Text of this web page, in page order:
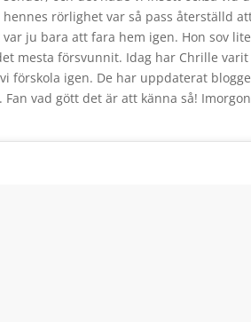
rörlighet var så pass återställd
ju bara att fara hem igen. Hon sov
mesta försvunnit. Idag har Chrille
förskola igen. De har uppdaterat
Fan vad gött det är att känna så!